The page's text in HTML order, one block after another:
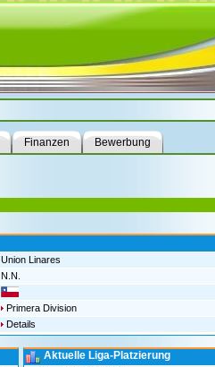
Finanzen Bewerbung
Union Linares
N.N.
Primera Division
Details
Aktuelle Liga-Platzierung